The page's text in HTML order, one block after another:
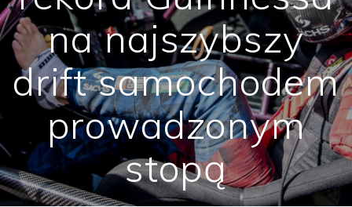
na najszybszy
drift samochodem
prowadzonym
stopą